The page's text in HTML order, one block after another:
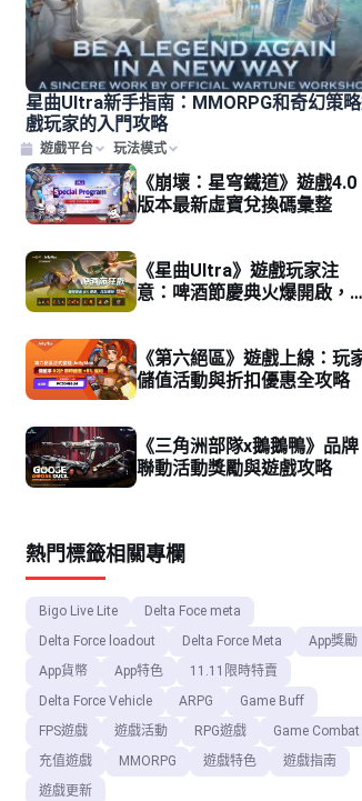
星曲Ultra新手指南：MMORPG和奇幻策
戲玩家的入門攻略
遊戲平台 玩法模式
《崩壞：星穹鐵道》遊戲4.0
版本最新虛寶兌換碼彙整
《星曲Ultra》遊戲玩家注
意：啤酒節慶典火爆開啟，活
《第六絕區》遊戲上線：玩
儲值活動與折扣優惠全攻略
《三角洲部隊x鵝鵝鴨》品牌
聯動活動獎勵與遊戲攻略
熱門標籤相關專欄
Bigo Live Lite
Delta Foce meta
Delta Force loadout
Delta Force Meta
App獎勵
App貨幣
App特色
11.11限時特賣
Delta Force Vehicle
ARPG
Game Buff
FPS遊戲
遊戲活動 RPG遊戲
Game Combat
充值遊戲
MMORPG 遊戲特色
遊戲指南
遊戲更新